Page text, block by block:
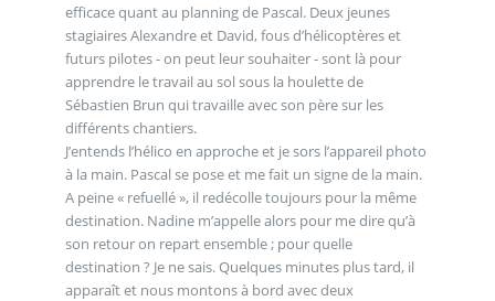
efficace quant au planning de Pascal. Deux jeunes
stagiaires Alexandre et David, fous d’hélicoptères et
futurs pilotes - on peut leur souhaiter - sont là pour
apprendre le travail au sol sous la houlette de
Sébastien Brun qui travaille avec son père sur les
différents chantiers.
J’entends l’hélico en approche et je sors l’appareil photo
à la main. Pascal se pose et me fait un signe de la main.
A peine « refuellé », il redécolle toujours pour la même
destination. Nadine m’appelle alors pour me dire qu’à
son retour on repart ensemble ; pour quelle
destination ? Je ne sais. Quelques minutes plus tard, il
apparaît et nous montons à bord avec deux